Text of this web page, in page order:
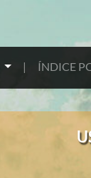
| ÍNDICE